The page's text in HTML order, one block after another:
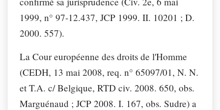
1999, n° 97-12.437, JCP 1999. II. 10201 ; D.
2000. 557).
La Cour européenne des droits de l'Homme
(CEDH, 13 mai 2008, req. n° 65097/01, N. N.
et T.A. c/ Belgique, RTD civ. 2008. 650, obs.
Marguénaud ; JCP 2008. I. 167, obs. Sudre) a